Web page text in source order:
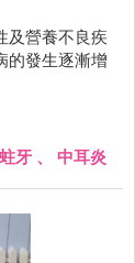
及營養不良疾
的發生逐漸增
蛀牙 、 中耳炎